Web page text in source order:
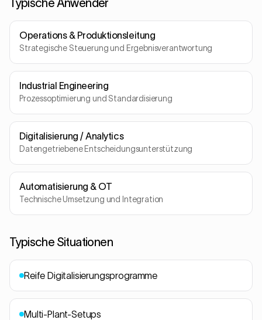
Typische Anwender
Operations & Produktionsleitung
Strategische Steuerung und Ergebnisverantwortung
Industrial Engineering
Prozessoptimierung und Standardisierung
Digitalisierung / Analytics
Datengetriebene Entscheidungsunterstützung
Automatisierung & OT
Technische Umsetzung und Integration
Typische Situationen
Reife Digitalisierungsprogramme
Multi-Plant-Setups